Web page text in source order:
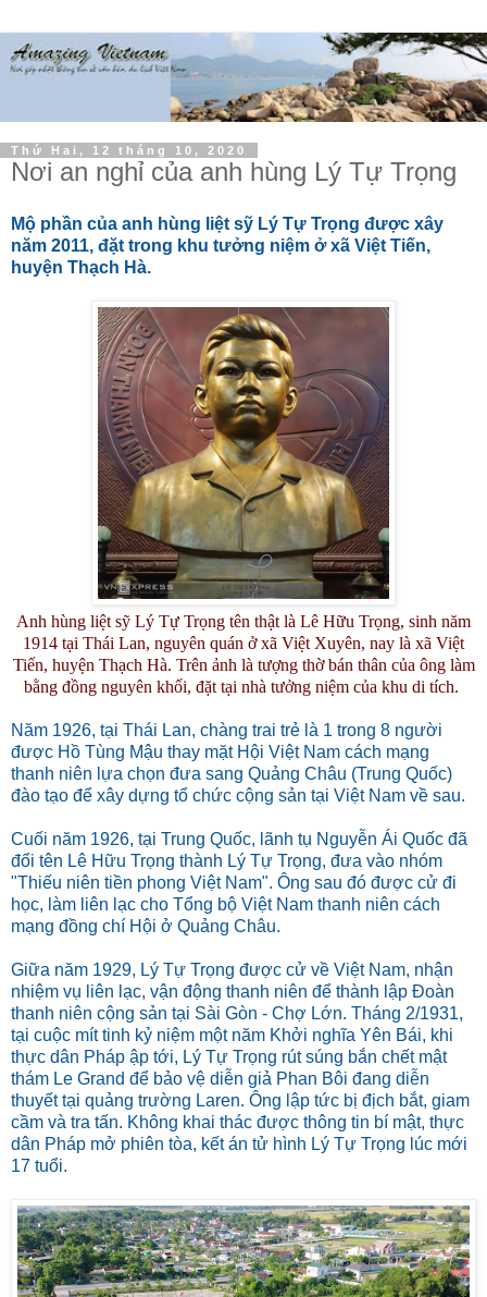
Thứ Hai, 12 tháng 10, 2020
Nơi an nghỉ của anh hùng Lý Tự Trọng
Mộ phần của anh hùng liệt sỹ Lý Tự Trọng được xây
năm 2011, đặt trong khu tưởng niệm ở xã Việt Tiến,
huyện Thạch Hà.
Anh hùng liệt sỹ Lý Tự Trọng tên thật là Lê Hữu Trọng, sinh năm
1914 tại Thái Lan, nguyên quán ở xã Việt Xuyên, nay là xã Việt
Tiến, huyện Thạch Hà. Trên ảnh là tượng thờ bán thân của ông làm
bằng đồng nguyên khối, đặt tại nhà tưởng niệm của khu di tích.
Năm 1926, tại Thái Lan, chàng trai trẻ là 1 trong 8 người
được Hồ Tùng Mậu thay mặt Hội Việt Nam cách mạng
thanh niên lựa chọn đưa sang Quảng Châu (Trung Quốc)
đào tạo để xây dựng tổ chức cộng sản tại Việt Nam về sau.
Cuối năm 1926, tại Trung Quốc, lãnh tụ Nguyễn Ái Quốc đã
đổi tên Lê Hữu Trọng thành Lý Tự Trọng, đưa vào nhóm
"Thiếu niên tiền phong Việt Nam". Ông sau đó được cử đi
học, làm liên lạc cho Tổng bộ Việt Nam thanh niên cách
mạng đồng chí Hội ở Quảng Châu.
Giữa năm 1929, Lý Tự Trọng được cử về Việt Nam, nhận
nhiệm vụ liên lạc, vận động thanh niên để thành lập Đoàn
thanh niên cộng sản tại Sài Gòn - Chợ Lớn. Tháng 2/1931,
tại cuộc mít tinh kỷ niệm một năm Khởi nghĩa Yên Bái, khi
thực dân Pháp ập tới, Lý Tự Trọng rút súng bắn chết mật
thám Le Grand để bảo vệ diễn giả Phan Bôi đang diễn
thuyết tại quảng trường Laren. Ông lập tức bị địch bắt, giam
cầm và tra tấn. Không khai thác được thông tin bí mật, thực
dân Pháp mở phiên tòa, kết án tử hình Lý Tự Trọng lúc mới
17 tuổi.